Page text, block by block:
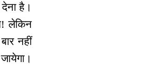
है।
लेकिन
नहीं